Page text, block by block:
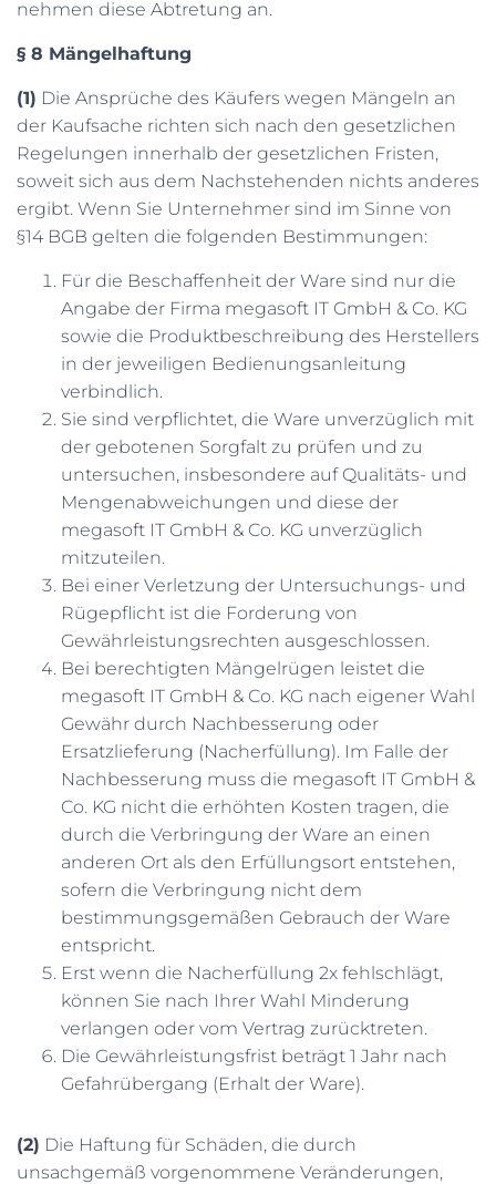
nehmen diese Abtretung an.
§ 8 Mängelhaftung
(1) Die Ansprüche des Käufers wegen Mängeln an
der Kaufsache richten sich nach den gesetzlichen
Regelungen innerhalb der gesetzlichen Fristen,
soweit sich aus dem Nachstehenden nichts anderes
ergibt. Wenn Sie Unternehmer sind im Sinne von
§14 BGB gelten die folgenden Bestimmungen:
Für die Beschaffenheit der Ware sind nur die
Angabe der Firma megasoft IT GmbH & Co. KG
sowie die Produktbeschreibung des Herstellers
in der jeweiligen Bedienungsanleitung
verbindlich.
Sie sind verpflichtet, die Ware unverzüglich mit
der gebotenen Sorgfalt zu prüfen und zu
untersuchen, insbesondere auf Qualitäts- und
Mengenabweichungen und diese der
megasoft IT GmbH & Co. KG unverzüglich
mitzuteilen.
Bei einer Verletzung der Untersuchungs- und
Rügepflicht ist die Forderung von
Gewährleistungsrechten ausgeschlossen.
Bei berechtigten Mängelrügen leistet die
megasoft IT GmbH & Co. KG nach eigener Wahl
Gewähr durch Nachbesserung oder
Ersatzlieferung (Nacherfüllung). Im Falle der
Nachbesserung muss die megasoft IT GmbH &
Co. KG nicht die erhöhten Kosten tragen, die
durch die Verbringung der Ware an einen
anderen Ort als den Erfüllungsort entstehen,
sofern die Verbringung nicht dem
bestimmungsgemäßen Gebrauch der Ware
entspricht.
Erst wenn die Nacherfüllung 2x fehlschlägt,
können Sie nach Ihrer Wahl Minderung
verlangen oder vom Vertrag zurücktreten.
Die Gewährleistungsfrist beträgt 1 Jahr nach
Gefahrübergang (Erhalt der Ware).
(2) Die Haftung für Schäden, die durch
unsachgemäß vorgenommene Veränderungen,